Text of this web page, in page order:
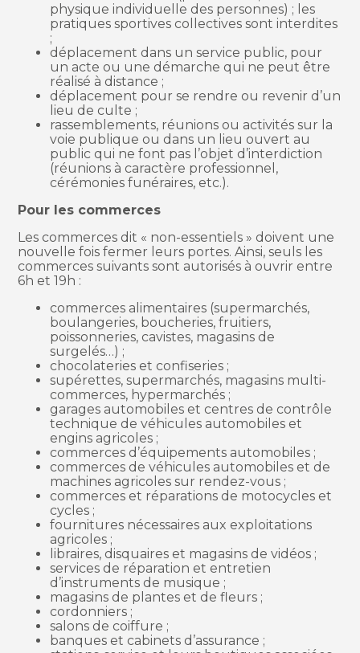
physique individuelle des personnes) ; les
pratiques sportives collectives sont interdites
;
déplacement dans un service public, pour
un acte ou une démarche qui ne peut être
réalisé à distance ;
déplacement pour se rendre ou revenir d’un
lieu de culte ;
rassemblements, réunions ou activités sur la
voie publique ou dans un lieu ouvert au
public qui ne font pas l’objet d’interdiction
(réunions à caractère professionnel,
cérémonies funéraires, etc.).
Pour les commerces
Les commerces dit « non-essentiels » doivent une
nouvelle fois fermer leurs portes. Ainsi, seuls les
commerces suivants sont autorisés à ouvrir entre
6h et 19h :
commerces alimentaires (supermarchés,
boulangeries, boucheries, fruitiers,
poissonneries, cavistes, magasins de
surgelés…) ;
chocolateries et confiseries ;
supérettes, supermarchés, magasins multi-
commerces, hypermarchés ;
garages automobiles et centres de contrôle
technique de véhicules automobiles et
engins agricoles ;
commerces d’équipements automobiles ;
commerces de véhicules automobiles et de
machines agricoles sur rendez-vous ;
commerces et réparations de motocycles et
cycles ;
fournitures nécessaires aux exploitations
agricoles ;
libraires, disquaires et magasins de vidéos ;
services de réparation et entretien
d’instruments de musique ;
magasins de plantes et de fleurs ;
cordonniers ;
salons de coiffure ;
banques et cabinets d’assurance ;